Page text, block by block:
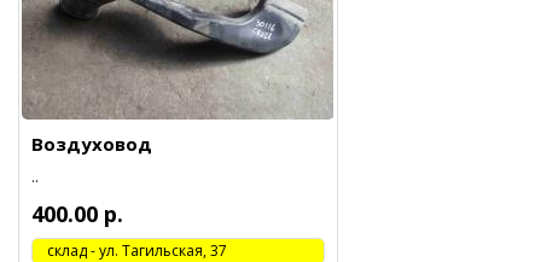
Воздуховод
..
400.00 р.
cклад - ул. Тагильская, 37